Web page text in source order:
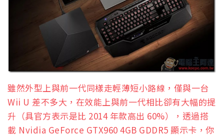
雖然外型上與前一代同樣走輕薄短小路線，僅與一台
Wii U 差不多大，在效能上與前一代相比卻有大幅的提
升（具官方表示是比 2014 年款高出 60%），透過搭
載 Nvidia GeForce GTX960 4GB GDDR5 顯示卡，你